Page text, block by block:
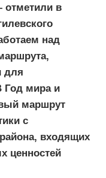
отметили в
над
для
Год мира и
маршрут
с
входящих
ценностей